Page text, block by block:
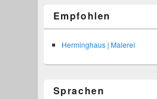
Empfohlen
Herminghaus | Malerei
Sprachen